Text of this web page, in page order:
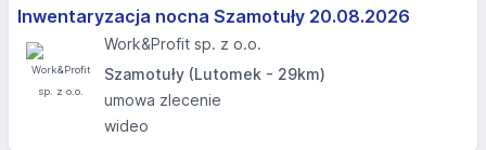
Inwentaryzacja nocna Szamotuły 20.08.2026​
Work&Profit sp. z o.o.
Szamotuły (Lutomek - 29km)
umowa zlecenie
wideo